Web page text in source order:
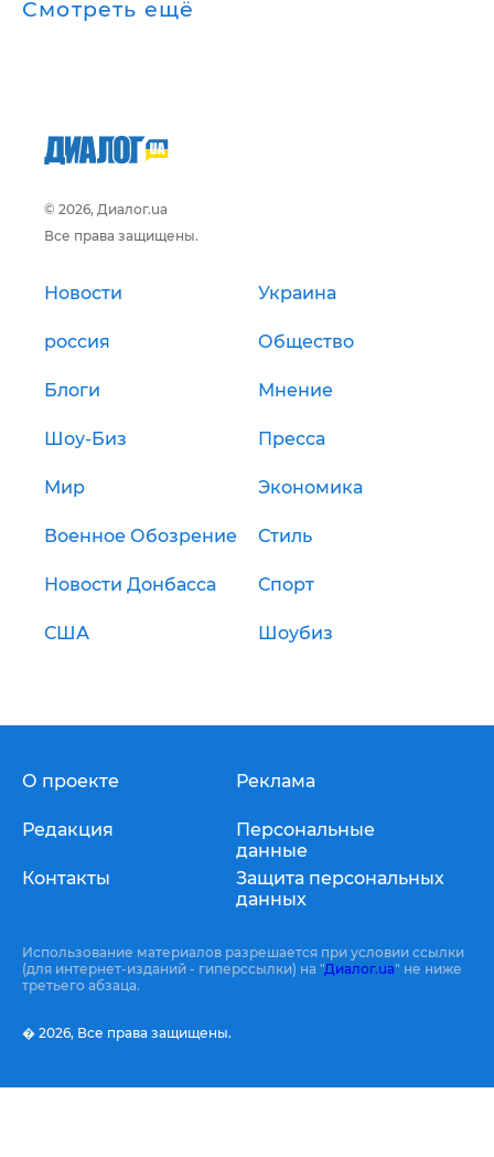
Смотреть ещё
© 2026, Диалог.ua
Все права защищены.
Новости Украина
россия Общество
Блоги Мнение
Шоу-Биз Пресса
Мир Экономика
Военное Обозрение Стиль
Новости Донбасса Спорт
США Шоубиз
О проекте
Редакция
Контакты
Реклама
Персональные
данные
Защита персональных
данных
Использование материалов разрешается при условии ссылки
(для интернет-изданий - гиперссылки) на "Диалог.ua" не ниже
третьего абзаца.
� 2026, Все права защищены.